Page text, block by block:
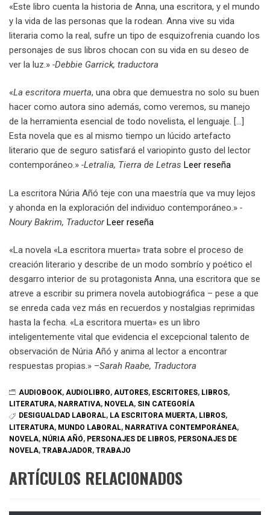
«Este libro cuenta la historia de Anna, una escritora, y el mundo
y la vida de las personas que la rodean. Anna vive su vida
literaria como la real, sufre un tipo de esquizofrenia cuando los
personajes de sus libros chocan con su vida en su deseo de
ver la luz.» -Debbie Garrick, traductora
«La escritora muerta, una obra que demuestra no solo su buen
hacer como autora sino además, como veremos, su manejo
de la herramienta esencial de todo novelista, el lenguaje. […]
Esta novela que es al mismo tiempo un lúcido artefacto
literario que de seguro satisfará el variopinto gusto del lector
contemporáneo.» -Letralia, Tierra de Letras Leer reseña
La escritora Núria Añó teje con una maestría que va muy lejos
y ahonda en la exploración del individuo contemporáneo.» -
Noury Bakrim, TraductorLeer reseña
«La novela «La escritora muerta» trata sobre el proceso de
creación literario y describe de un modo sombrío y poético el
desgarro interior de su protagonista Anna, una escritora que se
atreve a escribir su primera novela autobiográfica – pese a que
se enreda cada vez más en recuerdos y nostalgias reprimidas
hasta la fecha. «La escritora muerta» es un libro
inteligentemente vital que evidencia el excepcional talento de
observación de Núria Añó y anima al lector a encontrar
respuestas propias.» –Sarah Raabe, Traductora
AUDIOBOOK, AUDIOLIBRO, AUTORES, ESCRITORES, LIBROS,
LITERATURA, NARRATIVA, NOVELA, SIN CATEGORÍA
DESIGUALDAD LABORAL, LA ESCRITORA MUERTA, LIBROS,
LITERATURA, MUNDO LABORAL, NARRATIVA CONTEMPORÁNEA,
NOVELA, NÚRIA AÑÓ, PERSONAJES DE LIBROS, PERSONAJES DE
NOVELA, TRABAJADOR, TRABAJO
ARTÍCULOS RELACIONADOS